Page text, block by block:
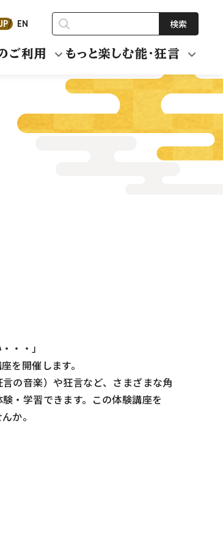
EN 検索
ご利用 もっと楽しむ能・狂言
・・」
を開催します。
の音楽）や狂言など、さまざまな角
・学習できます。この体験講座を
か。